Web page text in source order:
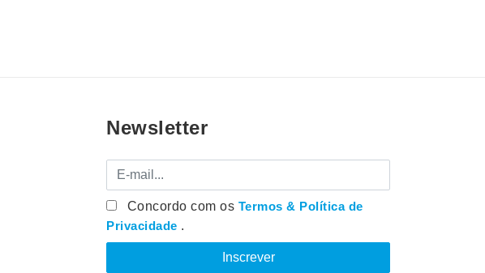
Newsletter
E-mail
Concordo com os Termos & Política de
Privacidade .